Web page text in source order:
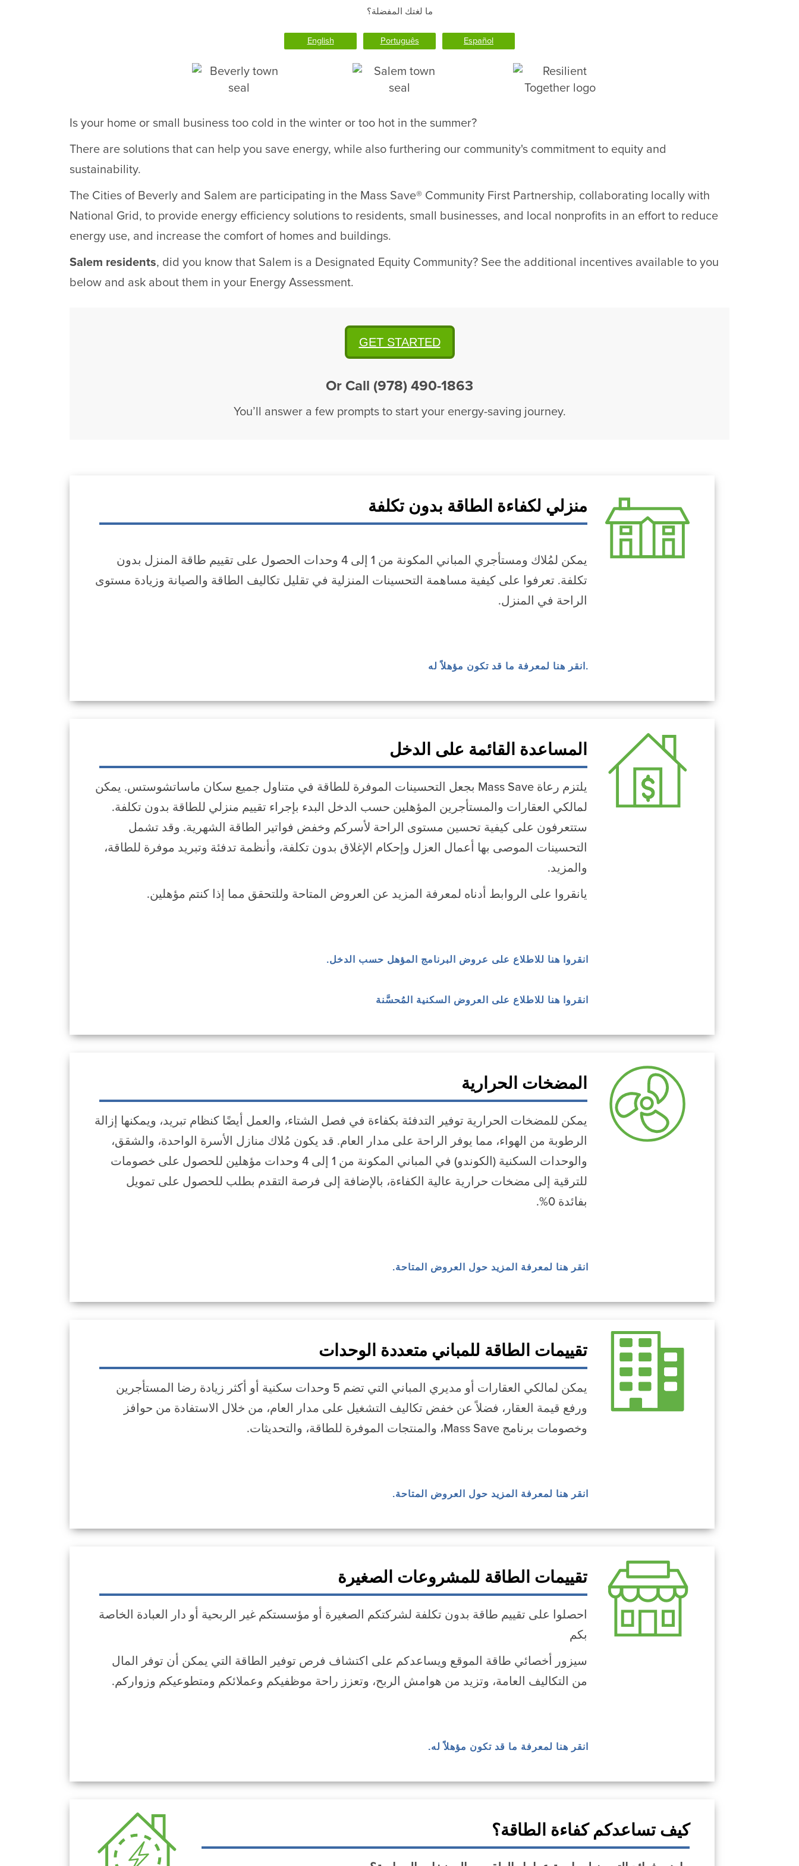
ما لغتك المفضلة؟
English Português Español
Is your home or small business too cold in the winter or too hot in the summer?
There are solutions that can help you save energy, while also furthering our community's commitment to equity and
sustainability.
The Cities of Beverly and Salem are participating in the Mass Save® Community First Partnership, collaborating locally with
National Grid, to provide energy efficiency solutions to residents, small businesses, and local nonprofits in an effort to reduce
energy use, and increase the comfort of homes and buildings.
Salem residents, did you know that Salem is a Designated Equity Community? See the additional incentives available to you
below and ask about them in your Energy Assessment.
GET STARTED
Or Call (978) 490-1863
You’ll answer a few prompts to start your energy-saving journey.
منزلي لكفاءة الطاقة بدون تكلفة
يمكن لمُلاك ومستأجري المباني المكونة من 1 إلى 4 وحدات الحصول على تقييم طاقة المنزل بدون
تكلفة. تعرفوا على كيفية مساهمة التحسينات المنزلية في تقليل تكاليف الطاقة والصيانة وزيادة مستوى
الراحة في المنزل.
.انقر هنا لمعرفة ما قد تكون مؤهلاً له
المساعدة القائمة على الدخل
يلتزم رعاة Mass Save بجعل التحسينات الموفرة للطاقة في متناول جميع سكان ماساتشوستس. يمكن
لمالكي العقارات والمستأجرين المؤهلين حسب الدخل البدء بإجراء تقييم منزلي للطاقة بدون تكلفة.
ستتعرفون على كيفية تحسين مستوى الراحة لأسركم وخفض فواتير الطاقة الشهرية. وقد تشمل
التحسينات الموصى بها أعمال العزل وإحكام الإغلاق بدون تكلفة، وأنظمة تدفئة وتبريد موفرة للطاقة،
والمزيد.
يانقروا على الروابط أدناه لمعرفة المزيد عن العروض المتاحة وللتحقق مما إذا كنتم مؤهلين.
انقروا هنا للاطلاع على عروض البرنامج المؤهل حسب الدخل.
انقروا هنا للاطلاع على العروض السكنية المُحسَّنة
المضخات الحرارية
يمكن للمضخات الحرارية توفير التدفئة بكفاءة في فصل الشتاء، والعمل أيضًا كنظام تبريد، ويمكنها إزالة
الرطوبة من الهواء، مما يوفر الراحة على مدار العام. قد يكون مُلاك منازل الأسرة الواحدة، والشقق،
والوحدات السكنية (الكوندو) في المباني المكونة من 1 إلى 4 وحدات مؤهلين للحصول على خصومات
للترقية إلى مضخات حرارية عالية الكفاءة، بالإضافة إلى فرصة التقدم بطلب للحصول على تمويل
بفائدة 0%.
انقر هنا لمعرفة المزيد حول العروض المتاحة.
تقييمات الطاقة للمباني متعددة الوحدات
يمكن لمالكي العقارات أو مديري المباني التي تضم 5 وحدات سكنية أو أكثر زيادة رضا المستأجرين
ورفع قيمة العقار، فضلاً عن خفض تكاليف التشغيل على مدار العام، من خلال الاستفادة من حوافز
وخصومات برنامج Mass Save، والمنتجات الموفرة للطاقة، والتحديثات.
انقر هنا لمعرفة المزيد حول العروض المتاحة.
تقييمات الطاقة للمشروعات الصغيرة
احصلوا على تقييم طاقة بدون تكلفة لشركتكم الصغيرة أو مؤسستكم غير الربحية أو دار العبادة الخاصة
بكم
سيزور أخصائي طاقة الموقع ويساعدكم على اكتشاف فرص توفير الطاقة التي يمكن أن توفر المال
من التكاليف العامة، وتزيد من هوامش الربح، وتعزز راحة موظفيكم وعملائكم ومتطوعيكم وزواركم.
انقر هنا لمعرفة ما قد تكون مؤهلاً له.
كيف تساعدكم كفاءة الطاقة؟